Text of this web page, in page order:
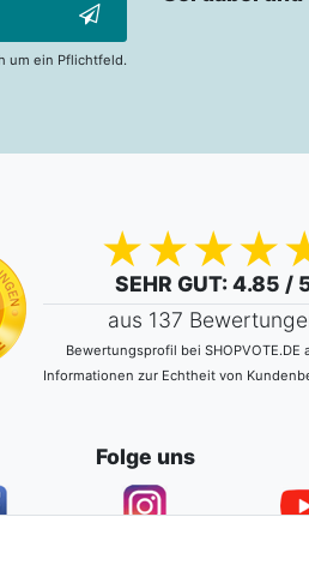
um ein Pflichtfeld.
SEHR GUT: 4.85 /
aus 137
Bewertungsprofil bei SHOPVOTE.DE
Informationen zur Echtheit von
Folge uns